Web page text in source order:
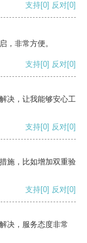
支持[0] 反对[0]
，非常方便。
支持[0] 反对[0]
决，让我能够安心工
支持[0] 反对[0]
施，比如增加双重验
支持[0] 反对[0]
决，服务态度非常